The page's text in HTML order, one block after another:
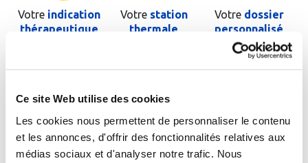
Ce site Web utilise des cookies
Les cookies nous permettent de personnaliser le contenu
et les annonces, d'offrir des fonctionnalités relatives aux
médias sociaux et d'analyser notre trafic. Nous
Votre indication
thérapeutique
Votre station
thermale
Votre dossier
personnalisé
Saisissez les premières lettres de votre pathologie ou de